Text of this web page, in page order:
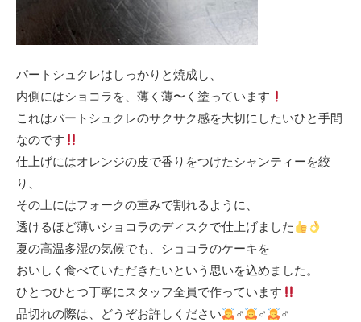
パートシュクレはしっかりと焼成し、
内側にはショコラを、薄く薄〜く塗っています
これはパートシュクレのサクサク感を大切にしたいひと手間
なのです
仕上げにはオレンジの皮で香りをつけたシャンティーを絞
り、
その上にはフォークの重みで割れるように、
透けるほど薄いショコラのディスクで仕上げました
夏の高温多湿の気候でも、ショコラのケーキを
おいしく食べていただきたいという思いを込めました。
ひとつひとつ丁寧にスタッフ全員で作っています
品切れの際は、どうぞお許しください
‍♂‍ ‍♂‍ ‍♂‍